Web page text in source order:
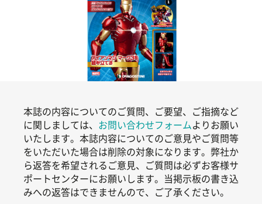
本誌の内容についてのご質問、ご要望、ご指摘など
に関しましては、 お問い合わせフォームよりお願い
いたします。本誌内容についてのご意見やご質問等
をいただいた場合は削除の対象になります。弊社か
ら返答を希望されるご意見、ご質問は必ずお客様サ
ポートセンターにお願いします。当掲示板の書き込
みへの返答はできませんので、ご了承ください。